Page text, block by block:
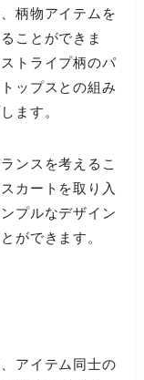
柄物アイテムを
ことができま
トライプ柄のパ
ップスとの組み
ます。
ンスを考えるこ
カートを取り入
プルなデザイン
ができます。
アイテム同士の